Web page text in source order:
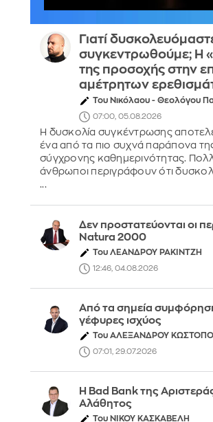
Γιατί
συγκεντρωθούμε; Η
της προσοχής στην
αμέτρητων
Του Νικόλαου - Θεολόγου
07:00, 05.08.2026
Η δυσκολία συγκέντρωσης
ένα από τα πιο συχνά παράπονα
σύγχρονης καθημερινότητας.
άνθρωποι περιγράφουν ότι
Δεν προστατεύονται οι
Natura 2000
Του ΛΕΑΝΔΡΟΥ ΡΑΚΙΝΤΖΗ
12:46, 04.08.2026
Από τα σημεία
γέφυρες ισχύος
Του ΑΛΕΞΑΝΔΡΟΥ
07:01, 29.07.2026
Η Bad Bank της
Αλάθητος
Του ΝΙΚΟΥ ΚΑΣΚΑΒΕΛΗ